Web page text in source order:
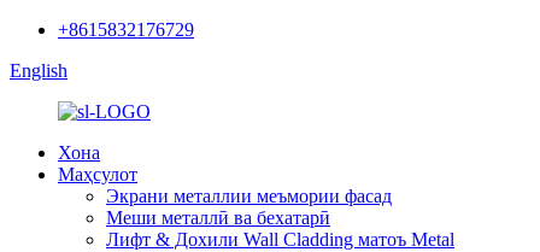
+8615832176729
English
Хона
Маҳсулот
Экрани металлии меъмории фасад
Меши металлӣ ва бехатарӣ
Лифт & Дохили Wall Cladding матоъ Metal